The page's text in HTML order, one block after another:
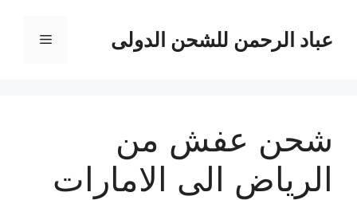
المحتوىعباد الرحمن للشحن الدولى القائمة
شحن عفش من
الرياض الى الامارات